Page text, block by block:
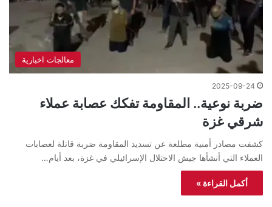
معالجات اخبارية
2025-09-24
ضربة نوعية.. المقاومة تفكك عصابة عملاء
شرقي غزة
كشفت مصادر أمنية مطلعة عن تسديد المقاومة ضربة قاتلة لعصابات
العملاء التي أنشأها جيش الاحتلال الإسرائيلي في غزة، بعد أيام…
أكمل القراءة »